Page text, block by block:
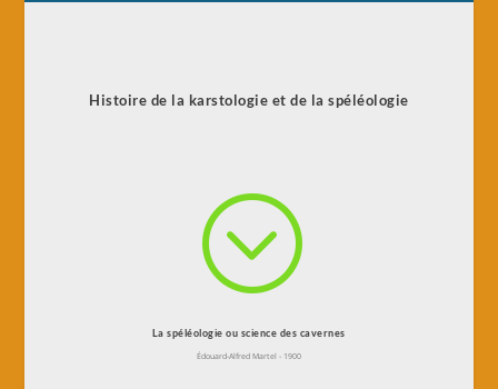
Histoire de la karstologie et de la spéléologie
;
La spéléologie ou science des cavernes
Édouard-Alfred Martel - 1900